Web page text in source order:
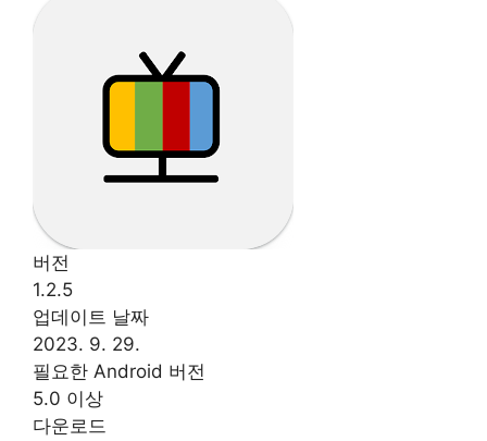
버전
1.2.5
업데이트 날짜
2023. 9. 29.
필요한 Android 버전
5.0 이상
다운로드